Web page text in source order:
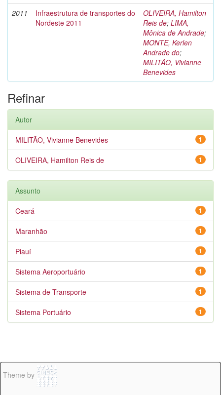
2011
Infraestrutura de transportes do
Nordeste 2011
OLIVEIRA, Hamilton
Reis de; LIMA,
Mônica de Andrade;
MONTE, Kerlen
Andrade do;
MILITÃO, Vivianne
Benevides
Refinar
Autor
1
MILITÃO, Vivianne Benevides
1
OLIVEIRA, Hamilton Reis de
Assunto
1
Ceará
1
Maranhão
1
Piauí
1
Sistema Aeroportuário
1
Sistema de Transporte
1
Sistema Portuário
Theme by